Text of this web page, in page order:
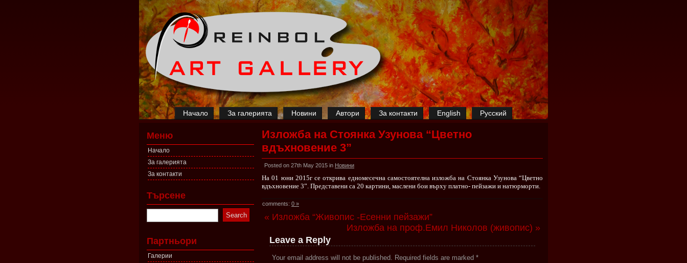
Начало За галерията Новини Автори За контакти English Русский
Меню
Начало
За галерията
За контакти
Търсене
Партньори
Галерии
Изложба на Стоянка Узунова “Цветно
вдъхновение 3”
Posted on 27th May 2015 in Новини
На 01 юни 2015г се открива едномесечна самостоятелна изложба на Стоянка Узунова “Цветно
вдъхновение 3”. Представени са 20 картини, маслени бои върху платно- пейзажи и натюрморти.
comments: 0 »
« Изложба “Живопис -Есенни пейзажи”
Изложба на проф.Емил Николов (живопис) »
Leave a Reply
Your email address will not be published. Required fields are marked *